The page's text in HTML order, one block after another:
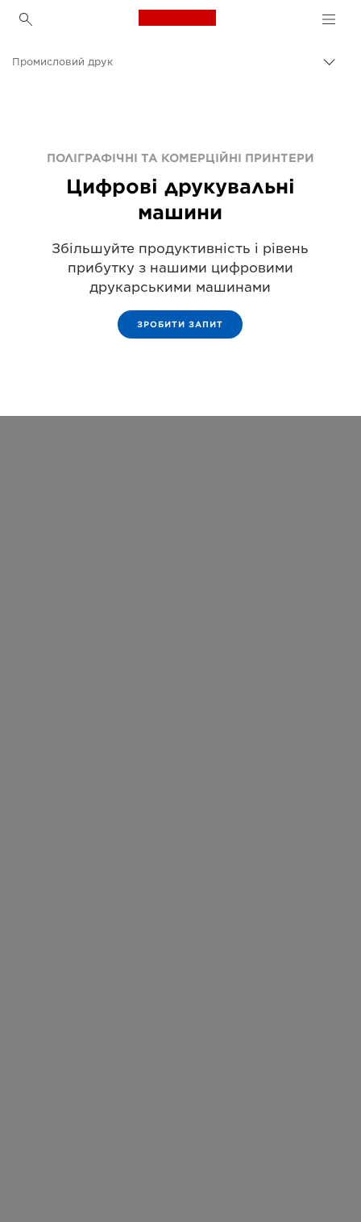
Canon Logo, back to
Продукти для бізнесу
Промисловий друк
ПОЛІГРАФІЧНІ ТА КОМЕРЦІЙНІ ПРИНТЕРИ
Цифрові друкувальні
машини
Збільшуйте продуктивність і рівень
прибутку з нашими цифровими
друкарськими машинами
ЗРОБИТИ ЗАПИТ